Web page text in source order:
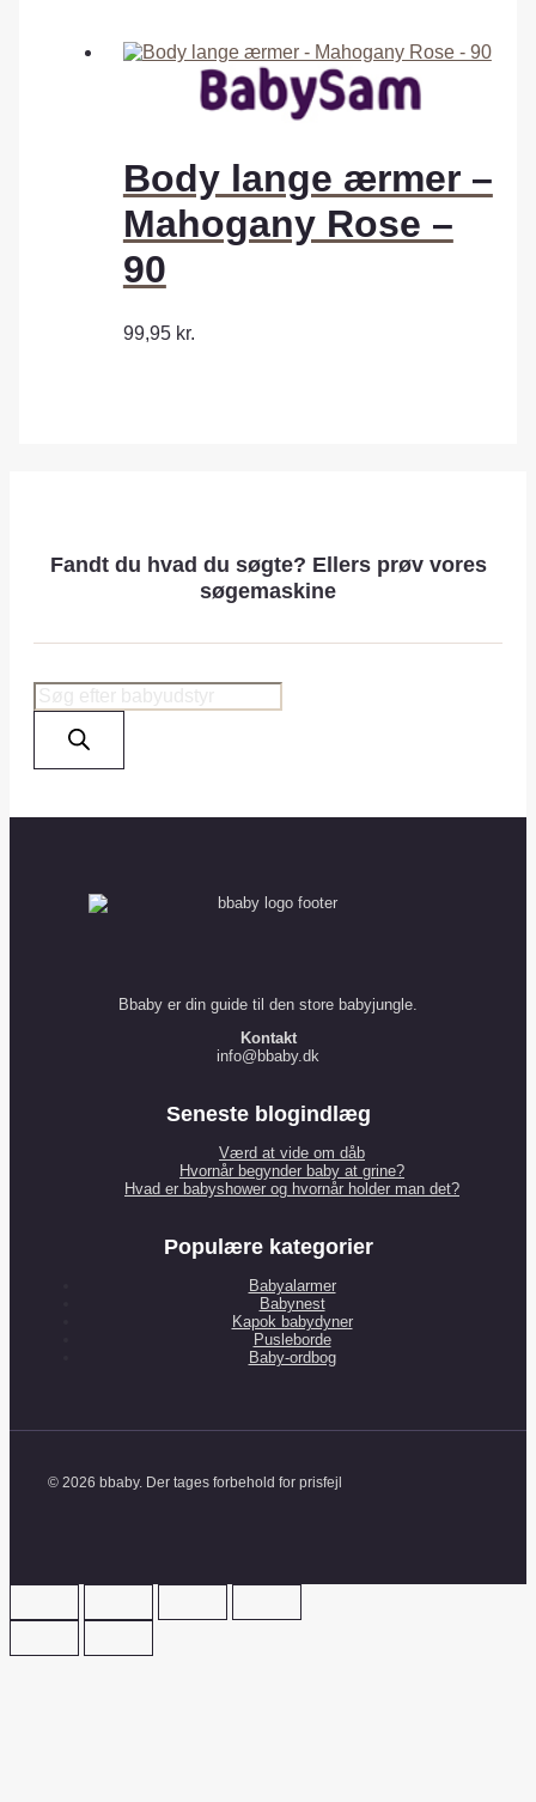
Body lange ærmer –
Mahogany Rose –
90
99,95 kr.
Fandt du hvad du søgte? Ellers prøv vores
søgemaskine
Products
search
Bbaby er din guide til den store babyjungle.
Kontakt
info@bbaby.dk
Seneste blogindlæg
Værd at vide om dåb
Hvornår begynder baby at grine?
Hvad er babyshower og hvornår holder man det?
Populære kategorier
Babyalarmer
Babynest
Kapok babydyner
Pusleborde
Baby-ordbog
© 2026 bbaby. Der tages forbehold for prisfejl